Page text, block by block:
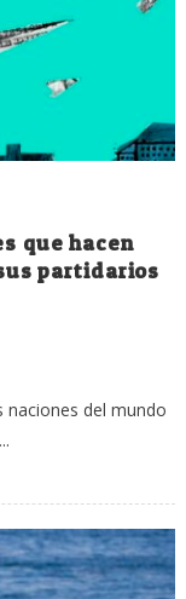
que hacen
partidarios
naciones del mundo